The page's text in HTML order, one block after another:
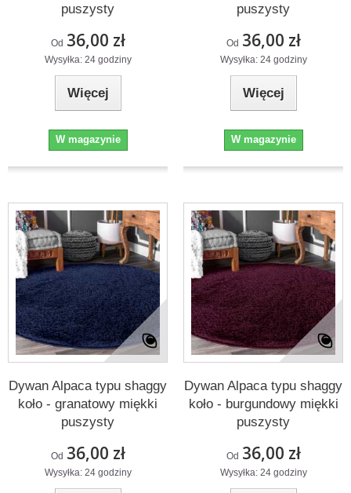
puszysty
Od 36,00 zł
Wysyłka: 24 godziny
Więcej
W magazynie
puszysty
Od 36,00 zł
Wysyłka: 24 godziny
Więcej
W magazynie
Dywan Alpaca typu shaggy
koło - granatowy miękki
puszysty
Od 36,00 zł
Wysyłka: 24 godziny
Dywan Alpaca typu shaggy
koło - burgundowy miękki
puszysty
Od 36,00 zł
Wysyłka: 24 godziny